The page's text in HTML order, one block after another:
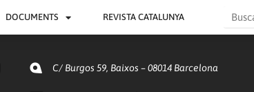
DOCUMENTS REVISTA CATALUNYA Search
C/ Burgos 59, Baixos – 08014 Barcelona